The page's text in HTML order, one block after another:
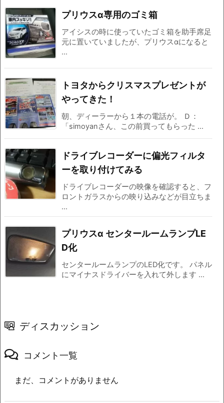
プリウスα専用のゴミ箱
アイシスの時に使っていたゴミ箱を助手席足
元に置いていましたが、プリウスαになると
...
トヨタからクリスマスプレゼントが
やってきた！
朝、ディーラーから１本の電話が。 Ｄ：
「simoyanさん、この前買ってもらった ...
ドライブレコーダーに偏光フィルタ
ーを取り付けてみる
ドライブレコーダーの映像を確認すると、フ
ロントガラスからの映り込みなどが目立ちま
...
プリウスα センタールームランプLE
D化
センタールームランプのLED化です。 パネル
にマイナスドライバーを入れて外します ...
ディスカッション
コメント一覧
まだ、コメントがありません